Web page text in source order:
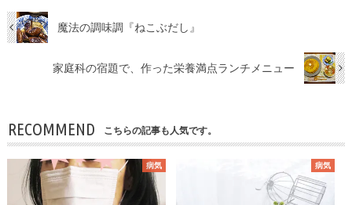
魔法の調味調『ねこぶだし』
家庭科の宿題で、作った栄養満点ランチメニュー
RECOMMEND こちらの記事も人気です。
病気 病気